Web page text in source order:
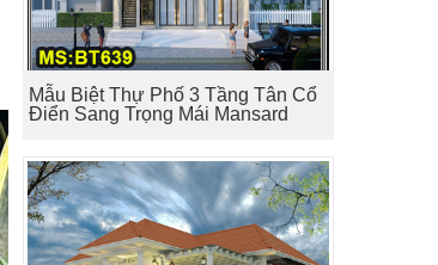
Mẫu Biệt Thự Phố 3 Tầng Tân Cổ
Điển Sang Trọng Mái Mansard